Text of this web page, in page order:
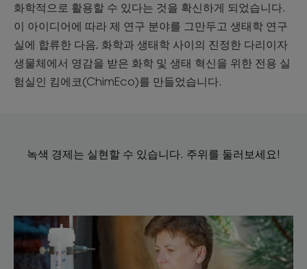
화학적으로 활용할 수 있다는 것을 확신하게 되었습니다.
이 아이디어에 따라 제 연구 분야를 그만두고 생태학 연구
실에 합류한 다음, 화학과 생태학 사이의 진정한 다리이자
생물체에서 영감을 받은 화학 및 생태 혁신을 위한 전용 실
험실인 킴에코(ChimEco)를 만들었습니다.
녹색 경제는 실현할 수 있습니다. 주위를 둘러보세요!